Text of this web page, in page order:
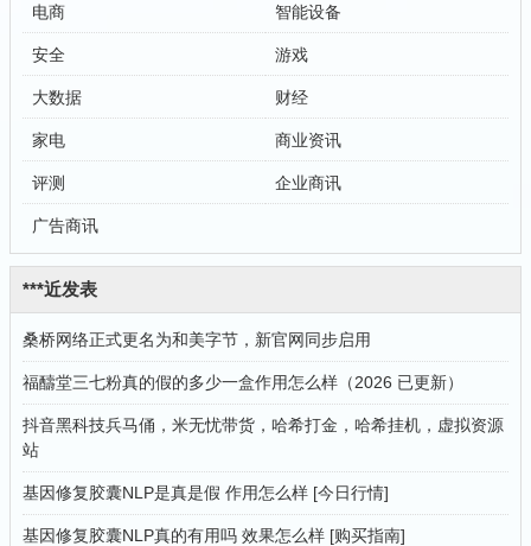
电商 智能设备
安全 游戏
大数据 财经
家电 商业资讯
评测 企业商讯
广告商讯
***近发表
桑桥网络正式更名为和美字节，新官网同步启用
福醻堂三七粉真的假的多少一盒作用怎么样（2026 已更新）
抖音黑科技兵马俑，米无忧带货，哈希打金，哈希挂机，虚拟资源
站
基因修复胶囊NLP是真是假 作用怎么样 [今日行情]
基因修复胶囊NLP真的有用吗 效果怎么样 [购买指南]